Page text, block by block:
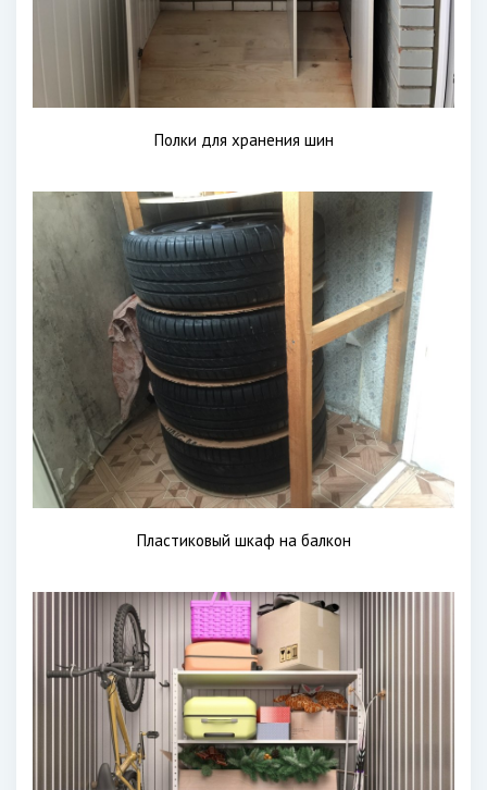
Полки для хранения шин
Пластиковый шкаф на балкон